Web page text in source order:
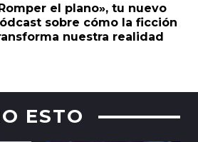
el plano», tu nuevo
sobre cómo la ficción
nuestra realidad
ESTO